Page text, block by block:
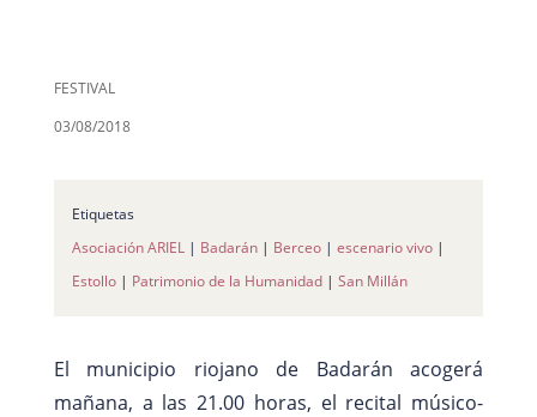
FESTIVAL
03/08/2018
Etiquetas
Asociación ARIEL| Badarán| Berceo| escenario vivo|
Estollo| Patrimonio de la Humanidad| San Millán
El municipio riojano de Badarán acogerá
mañana, a las 21.00 horas, el recital músico-